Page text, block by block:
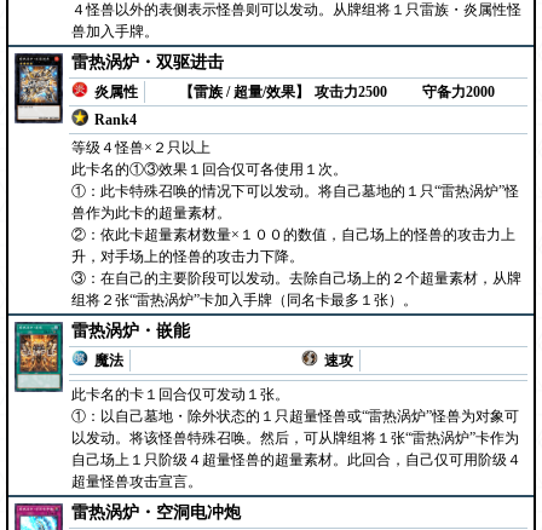
４怪兽以外的表侧表示怪兽则可以发动。从牌组将１只雷族・炎属性怪
兽加入手牌。
雷热涡炉・双驱进击
炎属性
【雷族 / 超量/效果】
Rank4
攻击力2500 守备力2000
等级４怪兽×２只以上
此卡名的①③效果１回合仅可各使用１次。
①：此卡特殊召唤的情况下可以发动。将自己墓地的１只“雷热涡炉”怪
兽作为此卡的超量素材。
②：依此卡超量素材数量×１００的数值，自己场上的怪兽的攻击力上
升，对手场上的怪兽的攻击力下降。
③：在自己的主要阶段可以发动。去除自己场上的２个超量素材，从牌
组将２张“雷热涡炉”卡加入手牌（同名卡最多１张）。
雷热涡炉・嵌能
魔法
速攻
此卡名的卡１回合仅可发动１张。
①：以自己墓地・除外状态的１只超量怪兽或“雷热涡炉”怪兽为对象可
以发动。将该怪兽特殊召唤。然后，可从牌组将１张“雷热涡炉”卡作为
自己场上１只阶级４超量怪兽的超量素材。此回合，自己仅可用阶级４
超量怪兽攻击宣言。
雷热涡炉・空洞电冲炮